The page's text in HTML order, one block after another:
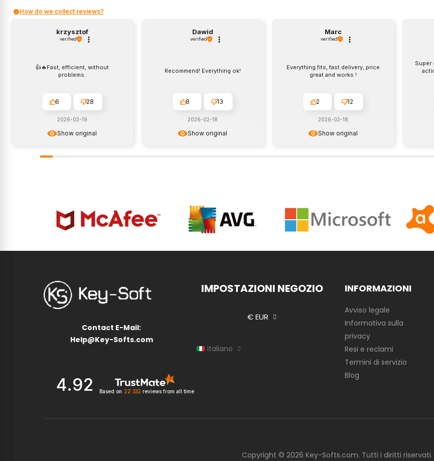
How do we collect reviews?
Show original
krzysztof
verified
👍️🔥Fast, efficient, without
problems.
6 28
2026-02-19
Show original
Dawid
verified
Recommend! Everything ok!
8 13
2026-02-18
Show original
Marc
verified
Everything fits, fast delivery, price
great and works !
2 12
2026-02-18
Super
Contact E-Mail:
Help@Key-Softs.com
4.92 Based on 22 332 reviewsfrom all time
IMPOSTAZIONI NEGOZIO
€ EUR
Italiano
INFORMAZIONI
Avviso legale
Informativa sulla
privacy
Resi e reclami
Termini di servizio
Blog
Copyright © 2026 Key-Softs.com. Tutti i diritti riservati.